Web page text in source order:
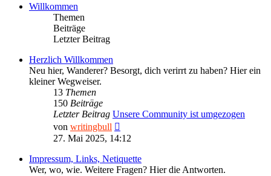
Willkommen
Themen
Beiträge
Letzter Beitrag
Herzlich Willkommen
Neu hier, Wanderer? Besorgt, dich verirrt zu haben? Hier ein
kleiner Wegweiser.
13 Themen
150 Beiträge
Letzter Beitrag Unsere Community ist umgezogen
von writingbull
Beitrag
27. Mai 2025, 14:12
Impressum, Links, Netiquette
Wer, wo, wie. Weitere Fragen? Hier die Antworten.